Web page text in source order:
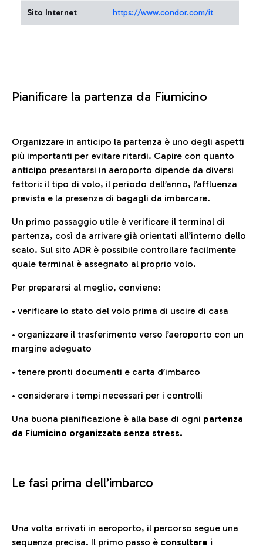
Sito Internet https://www.condor.com/it
Pianificare la partenza da Fiumicino
Organizzare in anticipo la partenza è uno degli aspetti
più importanti per evitare ritardi. Capire con quanto
anticipo presentarsi in aeroporto dipende da diversi
fattori: il tipo di volo, il periodo dell’anno, l’affluenza
prevista e la presenza di bagagli da imbarcare.
Un primo passaggio utile è verificare il terminal di
partenza, così da arrivare già orientati all’interno dello
scalo. Sul sito ADR è possibile controllare facilmente
quale terminal è assegnato al proprio volo.
Per prepararsi al meglio, conviene:
• verificare lo stato del volo prima di uscire di casa
• organizzare il trasferimento verso l’aeroporto con un
margine adeguato
• tenere pronti documenti e carta d’imbarco
• considerare i tempi necessari per i controlli
Una buona pianificazione è alla base di ogni partenza
da Fiumicino organizzata senza stress.
Le fasi prima dell’imbarco
Una volta arrivati in aeroporto, il percorso segue una
sequenza precisa. Il primo passo è consultare i